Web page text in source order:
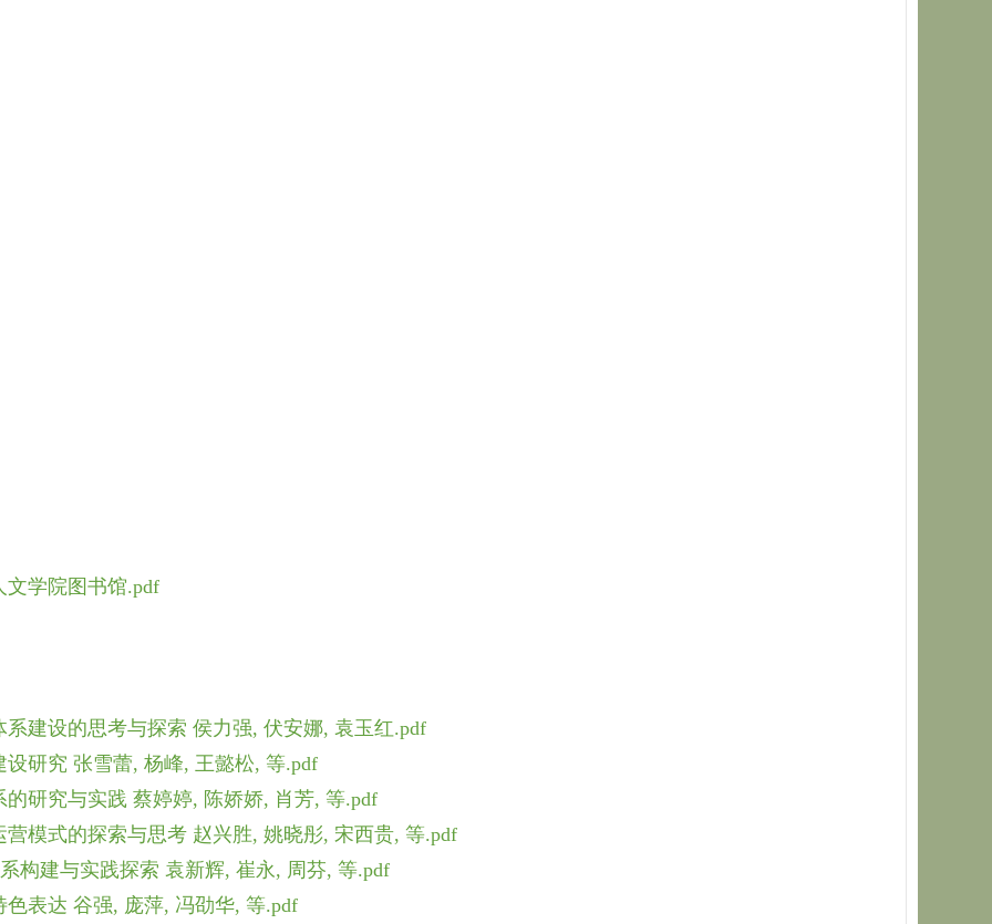
学院图书馆.pdf
建设的思考与探索 侯力强, 伏安娜, 袁玉红.pdf
研究 张雪蕾, 杨峰, 王懿松, 等.pdf
研究与实践 蔡婷婷, 陈娇娇, 肖芳, 等.pdf
模式的探索与思考 赵兴胜, 姚晓彤, 宋西贵, 等.pdf
构建与实践探索 袁新辉, 崔永, 周芬, 等.pdf
表达 谷强, 庞萍, 冯劭华, 等.pdf